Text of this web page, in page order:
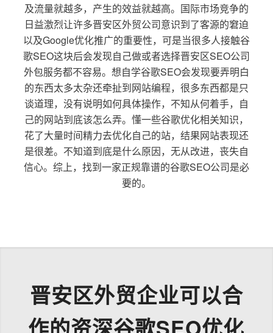
及流量就越多，产生的效益就越高。国际市场竞争的
日益激烈让许多晋安区外贸公司意识到了客源的窘迫
以及Google优化推广的重要性，可是当很多人接触谷
歌SEO这块后会发现自己做或者选择晋安区SEO公司
外包服务都不容易。想自学谷歌SEO会发现要弄明白
的东西太多太杂还牵扯到网站编程，很多东西都是只
谈道理，没有说明如何具体操作，不知从何着手，自
己的网站到底该怎么弄。懂一些谷歌优化相关知识，
花了大量时间精力去优化自己的站，结果网站表现还
是很差。不知道到底是什么原因，无从改进，丧失自
信心。综上，找到一家正规靠谱的谷歌SEO公司是必
要的。
晋安区外贸企业可以合